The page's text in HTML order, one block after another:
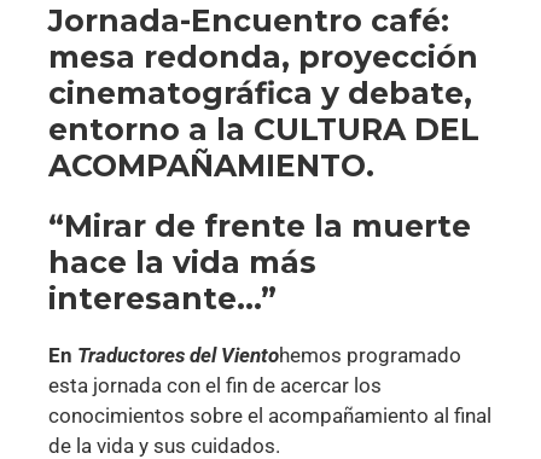
Jornada-Encuentro café:
mesa redonda, proyección
cinematográfica y debate,
entorno a la CULTURA DEL
ACOMPAÑAMIENTO.
“Mirar de frente la muerte
hace la vida más
interesante…”
En Traductores del Vientohemos programado
esta jornada con el fin de acercar los
conocimientos sobre el acompañamiento al final
de la vida y sus cuidados.